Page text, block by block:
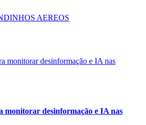
monitorar desinformação e IA nas